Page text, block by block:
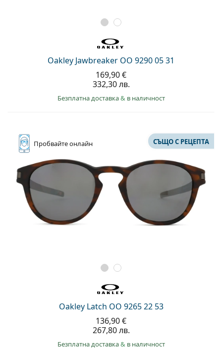
Oakley Jawbreaker OO 9290 05 31
169,90 €
332,30 лв.
Безплатна доставка& в наличност
Пробвайтеонлайн
Oakley Latch OO 9265 22 53
СЪЩО С РЕЦЕПТА
136,90 €
267,80 лв.
Безплатна доставка& в наличност